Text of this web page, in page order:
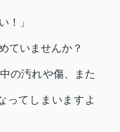
！」
ていませんか？
の汚れや傷、また
ってしまいますよ